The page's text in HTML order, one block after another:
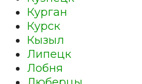
Курган
Курск
Кызыл
Липецк
Лобня